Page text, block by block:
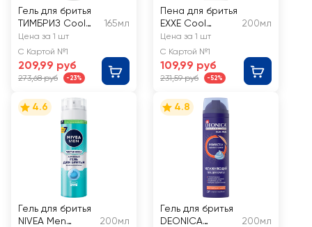
Гель для бритья
ТИМБРИЗ Cool
Motion EasyGlide
Complex
165мл
Цена за 1 шт
С Картой №1
209,99 руб
273,68 руб -23%
Пена для бритья
EXXE Cool
Освежающая
200мл
Цена за 1 шт
С Картой №1
109,99 руб
231,59 руб -52%
4.6
Гель для бритья
NIVEA Men
200мл
4.8
Гель для бритья
DEONICA
200мл